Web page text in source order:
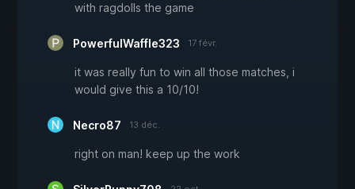
with ragdolls the game
PowerfulWaffle323 17 févr.
it was really fun to win all those matches, i
would give this a 10/10!
Necro87 13 déc.
right on man! keep up the work